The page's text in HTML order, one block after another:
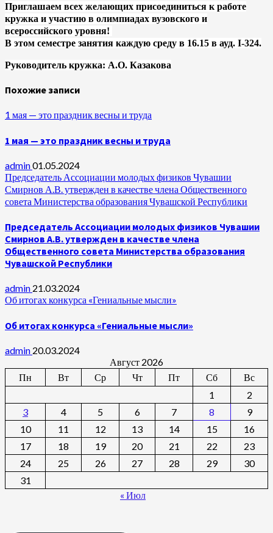
Приглашаем всех желающих присоединиться к работе
кружка и участию в олимпиадах вузовского и
всероссийского уровня!
В этом семестре занятия каждую среду в 16.15 в ауд. I-324.
Руководитель кружка: А.О. Казакова
Похожие записи
1 мая — это праздник весны и труда
1 мая — это праздник весны и труда
admin01.05.2024
Председатель Ассоциации молодых физиков Чувашии
Смирнов А.В. утвержден в качестве члена Общественного
совета Министерства образования Чувашской Республики
Председатель Ассоциации молодых физиков Чувашии
Смирнов А.В. утвержден в качестве члена
Общественного совета Министерства образования
Чувашской Республики
admin 21.03.2024
Об итогах конкурса «Гениальные мысли»
Об итогах конкурса «Гениальные мысли»
admin 20.03.2024
Август 2026
Пн
Вт Ср Чт Пт Сб
Вс
1
2
3
4 5 6 7 8
9
10
11 12 13 14 15
16
17
18 19 20 21 22
23
24
25 26 27 28 29
30
31
« Июл